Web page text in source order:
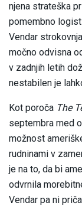
njena strateška
pomembno
Vendar
močno odvisna
v zadnjih letih
nestabilen je
Kot poroča The
septembra med
možnost
rudninami v
je na to, da bi
odvrnila
Vendar pa ni